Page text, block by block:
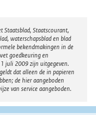
Staatsblad, Staatscourant,
waterschapsblad en blad
bekendmakingen in de
goedkeuring en
juli 2009 zijn uitgegeven.
dat alleen de in papieren
de hier aangeboden
van service aangeboden.